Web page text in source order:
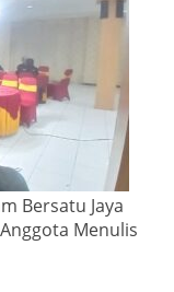
Bersatu Jaya
Menulis